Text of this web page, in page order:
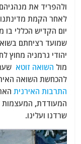
ולהפריד את
לאחר הקמת
יום הקדיש הכללי בו
יהודי גרמניה מחוץ
מול השואה זוטא
להכחשת השואה
התרבות האירנית
המעודדת, המעצמות
שרדנו ועלינו.